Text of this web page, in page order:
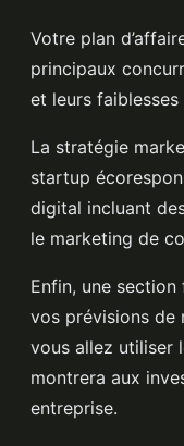
Votre plan
principaux
et leurs
La stratégie
startup
digital incluant
le marketing de
Enfin, une
vos prévisions de
vous allez utiliser
montrera aux
entreprise.